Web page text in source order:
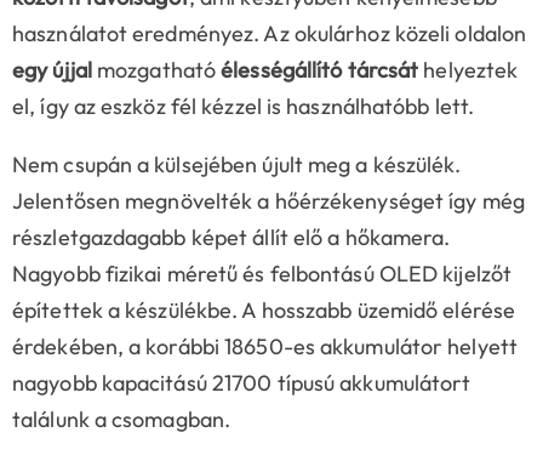
használatot eredményez. Az okulárhoz közeli oldalon
egy újjalmozgathatóélességállító tárcsát helyeztek
el, így az eszköz fél kézzel is használhatóbb lett.
Nem csupán a külsejében újult meg a készülék.
Jelentősen megnövelték a hőérzékenységet így még
részletgazdagabb képet állít elő a hőkamera.
Nagyobb fizikai méretű és felbontású OLED kijelzőt
építettek a készülékbe. A hosszabb üzemidő elérése
érdekében, a korábbi 18650-es akkumulátor helyett
nagyobb kapacitású 21700 típusú akkumulátort
találunk a csomagban.